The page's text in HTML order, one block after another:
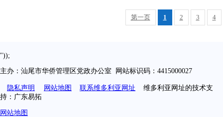
第一页 1 2 3 4
"));
主办：汕尾市华侨管理区党政办公室 网站标识码：4415000027
隐私声明 网站地图 联系维多利亚网址 维多利亚网址的技术支
持：广东易拓
网站地图